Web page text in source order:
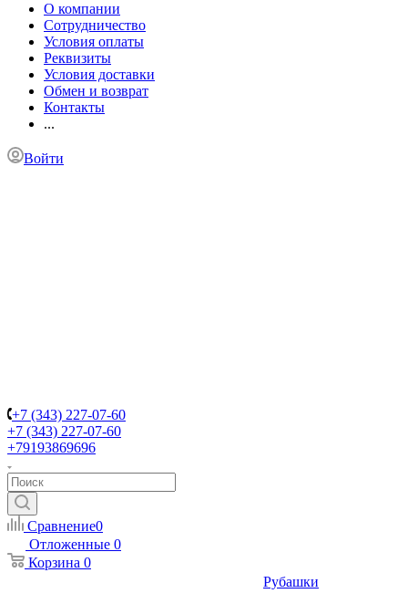
О компании
Сотрудничество
Условия оплаты
Реквизиты
Условия доставки
Обмен и возврат
Контакты
...
Войти
+7 (343) 227-07-60
+7 (343) 227-07-60
+79193869696
Сравнение0
Отложенные 0
Корзина 0
Рубашки